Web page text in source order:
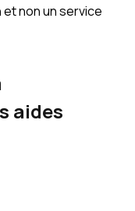
et non un service
aides